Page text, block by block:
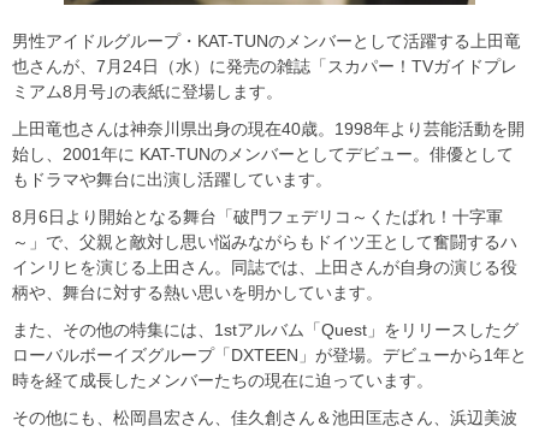
男性アイドルグループ・KAT-TUNのメンバーとして活躍する上田竜
也さんが、7月24日（水）に発売の雑誌「スカパー！TVガイドプレ
ミアム8月号｣の表紙に登場します。
上田竜也さんは神奈川県出身の現在40歳。1998年より芸能活動を開
始し、2001年に KAT-TUNのメンバーとしてデビュー。俳優として
もドラマや舞台に出演し活躍しています。
8月6日より開始となる舞台「破門フェデリコ～くたばれ！十字軍
～」で、父親と敵対し思い悩みながらもドイツ王として奮闘するハ
インリヒを演じる上田さん。同誌では、上田さんが自身の演じる役
柄や、舞台に対する熱い思いを明かしています。
また、その他の特集には、1stアルバム「Quest」をリリースしたグ
ローバルボーイズグループ「DXTEEN」が登場。デビューから1年と
時を経て成長したメンバーたちの現在に迫っています。
その他にも、松岡昌宏さん、佳久創さん＆池田匡志さん、浜辺美波